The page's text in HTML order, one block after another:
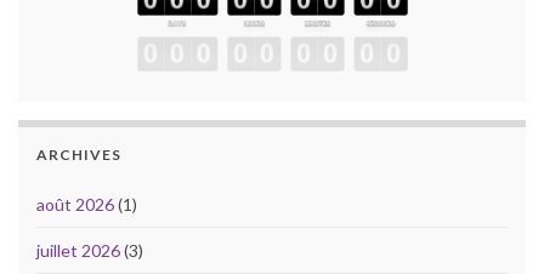
ARCHIVES
août 2026(1)
juillet 2026(3)